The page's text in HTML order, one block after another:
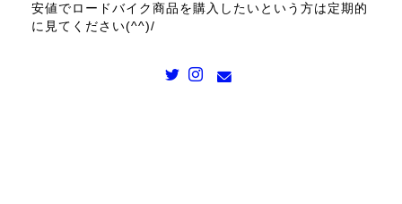
安値でロードバイク商品を購入したいという方は定期的
に見てください(^^)/